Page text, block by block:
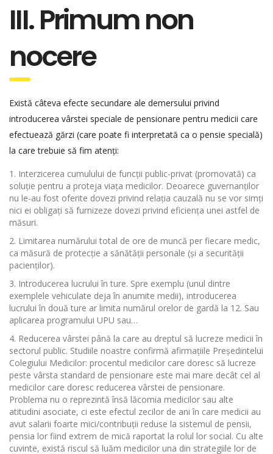
III. Primum non
nocere
Există câteva efecte secundare ale demersului privind
introducerea vârstei speciale de pensionare pentru medicii care
efectuează gărzi (care poate fi interpretată ca o pensie specială)
la care trebuie să fim atenți:
Interzicerea cumulului de funcții public-privat (promovată) ca
soluție pentru a proteja viața medicilor. Deoarece guvernanților
nu le-au fost oferite dovezi privind relația cauzală nu se vor simți
nici ei obligați să furnizeze dovezi privind eficiența unei astfel de
măsuri.
Limitarea numărului total de ore de muncă per fiecare medic,
ca măsură de protecție a sănătății personale (și a securității
pacienților).
Introducerea lucrului în ture. Spre exemplu (unul dintre
exemplele vehiculate deja în anumite medii), introducerea
lucrului în două ture ar limita numărul orelor de gardă la 12. Sau
aplicarea programului UPU sau…
Reducerea vârstei până la care au dreptul să lucreze medicii în
sectorul public. Studiile noastre confirmă afirmațiile Președintelui
Colegiului Medicilor: procentul medicilor care doresc să lucreze
peste vârsta standard de pensionare este mai mare decât cel al
medicilor care doresc reducerea vârstei de pensionare.
Problema nu o reprezintă însă lăcomia medicilor sau alte
atitudini asociate, ci este efectul zecilor de ani în care medicii au
avut salarii foarte mici/contribuții reduse la sistemul de pensii,
pensia lor fiind extrem de mică raportat la rolul lor social. Cu alte
cuvinte, există riscul să luăm medicilor una din strategiile lor de